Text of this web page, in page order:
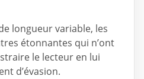
longueur variable, les
étonnantes qui n’ont
le lecteur en lui
d’évasion.